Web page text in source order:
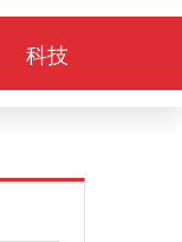
科技